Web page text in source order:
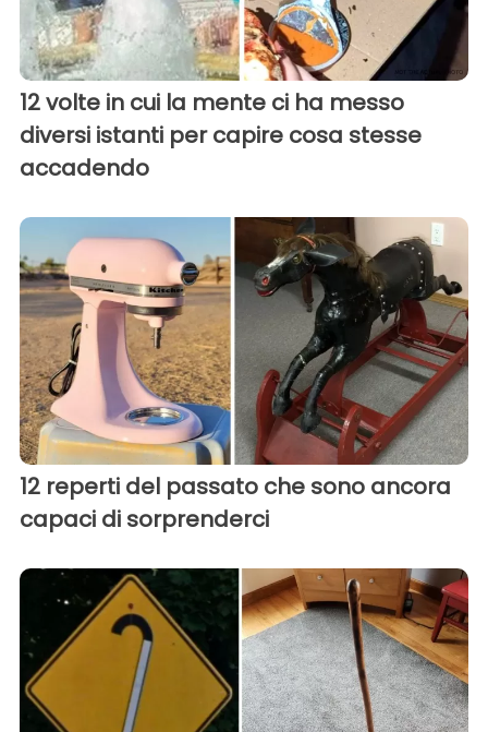
12 volte in cui la mente ci ha messo
diversi istanti per capire cosa stesse
accadendo
12 reperti del passato che sono ancora
capaci di sorprenderci